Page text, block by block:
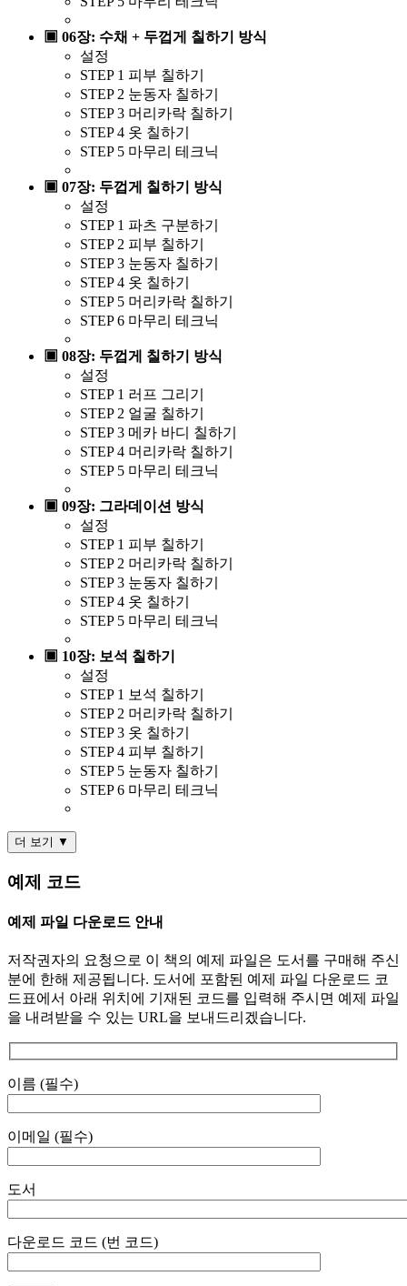
▣ 06장: 수채 + 두껍게 칠하기 방식
설정
STEP 1 피부 칠하기
STEP 2 눈동자 칠하기
STEP 3 머리카락 칠하기
STEP 4 옷 칠하기
STEP 5 마무리 테크닉
▣ 07장: 두껍게 칠하기 방식
설정
STEP 1 파츠 구분하기
STEP 2 피부 칠하기
STEP 3 눈동자 칠하기
STEP 4 옷 칠하기
STEP 5 머리카락 칠하기
STEP 6 마무리 테크닉
▣ 08장: 두껍게 칠하기 방식
설정
STEP 1 러프 그리기
STEP 2 얼굴 칠하기
STEP 3 메카 바디 칠하기
STEP 4 머리카락 칠하기
STEP 5 마무리 테크닉
▣ 09장: 그라데이션 방식
설정
STEP 1 피부 칠하기
STEP 2 머리카락 칠하기
STEP 3 눈동자 칠하기
STEP 4 옷 칠하기
STEP 5 마무리 테크닉
▣ 10장: 보석 칠하기
설정
STEP 1 보석 칠하기
STEP 2 머리카락 칠하기
STEP 3 옷 칠하기
STEP 4 피부 칠하기
STEP 5 눈동자 칠하기
STEP 6 마무리 테크닉
더 보기 ▼
예제 코드
예제 파일 다운로드 안내
저작권자의 요청으로 이 책의 예제 파일은 도서를 구매해 주신
분에 한해 제공됩니다. 도서에 포함된 예제 파일 다운로드 코
드표에서 아래 위치에 기재된 코드를 입력해 주시면 예제 파일
을 내려받을 수 있는 URL을 보내드리겠습니다.
이름 (필수)
이메일 (필수)
도서
다운로드 코드 (번 코드)